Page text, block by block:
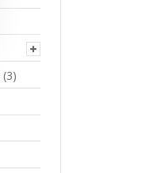
(3)